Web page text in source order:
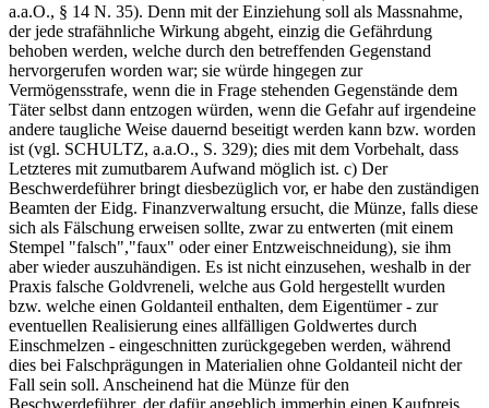
a.a.O., § 14 N. 35). Denn mit der Einziehung soll als Massnahme,
der jede strafähnliche Wirkung abgeht, einzig die Gefährdung
behoben werden, welche durch den betreffenden Gegenstand
hervorgerufen worden war; sie würde hingegen zur
Vermögensstrafe, wenn die in Frage stehenden Gegenstände dem
Täter selbst dann entzogen würden, wenn die Gefahr auf irgendeine
andere taugliche Weise dauernd beseitigt werden kann bzw. worden
ist (vgl. SCHULTZ, a.a.O., S. 329); dies mit dem Vorbehalt, dass
Letzteres mit zumutbarem Aufwand möglich ist. c) Der
Beschwerdeführer bringt diesbezüglich vor, er habe den zuständigen
Beamten der Eidg. Finanzverwaltung ersucht, die Münze, falls diese
sich als Fälschung erweisen sollte, zwar zu entwerten (mit einem
Stempel "falsch","faux" oder einer Entzweischneidung), sie ihm
aber wieder auszuhändigen. Es ist nicht einzusehen, weshalb in der
Praxis falsche Goldvreneli, welche aus Gold hergestellt wurden
bzw. welche einen Goldanteil enthalten, dem Eigentümer - zur
eventuellen Realisierung eines allfälligen Goldwertes durch
Einschmelzen - eingeschnitten zurückgegeben werden, während
dies bei Falschprägungen in Materialien ohne Goldanteil nicht der
Fall sein soll. Anscheinend hat die Münze für den
Beschwerdeführer, der dafür angeblich immerhin einen Kaufpreis